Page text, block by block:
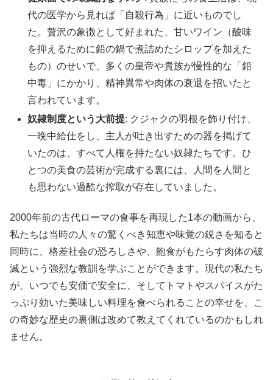
代の医学から見れば「自殺行為」に近いものでし
た。贅沢の象徴として好まれた、甘いワイン（酸味
を抑えるために鉛の鍋で煮詰めたシロップを加えた
もの）のせいで、多くの皇帝や貴族が慢性的な「鉛
中毒」にかかり、精神異常や肉体の衰退を招いたと
言われています。
奴隷制度という大前提: クジャクの羽根を飾り付け、
一晩中給仕をし、主人が吐き出すための器を掲げて
いたのは、すべて人権を持たない奴隷たちです。ひ
とつの美食の芸術が完成する裏には、人間を人間と
も思わない過酷な搾取が存在していました。
2000年前の古代ローマの食事を再現した1本の動画から、
私たちは当時の人々の驚くべき知恵や味覚の鋭さを知ると
同時に、格差社会の恐ろしさや、飽食がもたらす肉体の破
滅という強烈な教訓を学ぶことができます。現代の私たち
が、いつでも安価で安全に、そしてトマトやスパイスがた
っぷり効いた美味しい料理を食べられることの幸せを、こ
の奇妙な歴史の裏側は改めて教えてくれているのかもしれ
ません。